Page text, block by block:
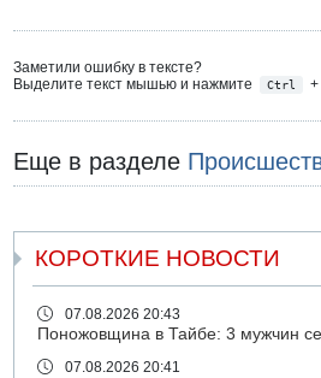
Заметили ошибку в тексте?
Выделите текст мышью и нажмите
Ctrl +
Еще в разделе
КОРОТКИЕ НОВОСТИ
07.08.2026 20:43
Поножовщина в Тайбе: 3 мужчин
07.08.2026 20:41